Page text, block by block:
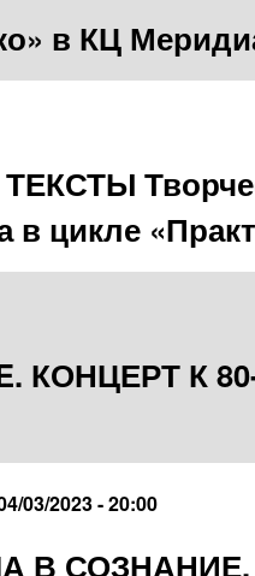
в КЦ
в цикле
КОНЦЕРТ
03/2023 - 20:00
В СОЗНАНИЕ.